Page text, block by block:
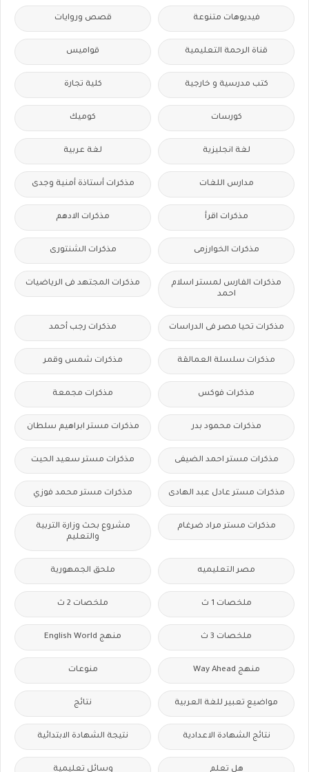
فيديوهات متنوعة قصص وروايات
قناة الرحمة التعليمية قواميس
كتب مدرسية و خارجية كلية تجارة
كورسات كوميك
لغة انجليزية لغة عربية
مدارس اللغات مذكرات أستاذة أمنية وجدى
مذكرات اقرأ مذكرات الادهم
مذكرات الخوارزمى مذكرات الشنتورى
مذكرات الفارس لمستر اسلام
احمد
مذكرات المجتهد فى الرياضيات
مذكرات تحيا مصر فى الدراسات مذكرات رجب أحمد
مذكرات سلسلة العمالقة مذكرات شمس وقمر
مذكرات فوكس مذكرات مجمعة
مذكرات محمود بدر مذكرات مستر ابراهيم سلطان
مذكرات مستر احمد الضيفى مذكرات مستر سعيد الحيت
مذكرات مستر عادل عبد الهادى مذكرات مستر محمد فوزي
مذكرات مستر مراد ضرغام
مشروع بحث وزارة التربية
والتعليم
مصر التعليميه ملحق الجمهورية
ملخصات 1 ث ملخصات 2 ث
ملخصات 3 ث منهج English World
منهج Way Ahead منوعات
مواضيع تعبير للغة العربية نتائج
نتائج الشهادة الاعدادية نتيجة الشهادة الابتدائية
هل تعلم وسائل تعليمية